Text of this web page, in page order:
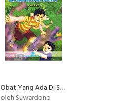
Obat Yang Ada Di Sekitar Kita
oleh Suwardono